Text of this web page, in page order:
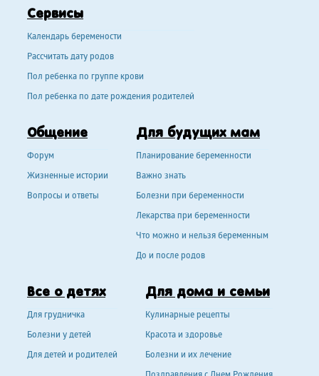
Сервисы
Календарь беремености
Рассчитать дату родов
Пол ребенка по группе крови
Пол ребенка по дате рождения родителей
Общение
Форум
Жизненные истории
Вопросы и ответы
Для будущих мам
Планирование беременности
Важно знать
Болезни при беременности
Лекарства при беременности
Что можно и нельзя беременным
До и после родов
Все о детях
Для грудничка
Болезни у детей
Для детей и родителей
Для дома и семьи
Кулинарные рецепты
Красота и здоровье
Болезни и их лечение